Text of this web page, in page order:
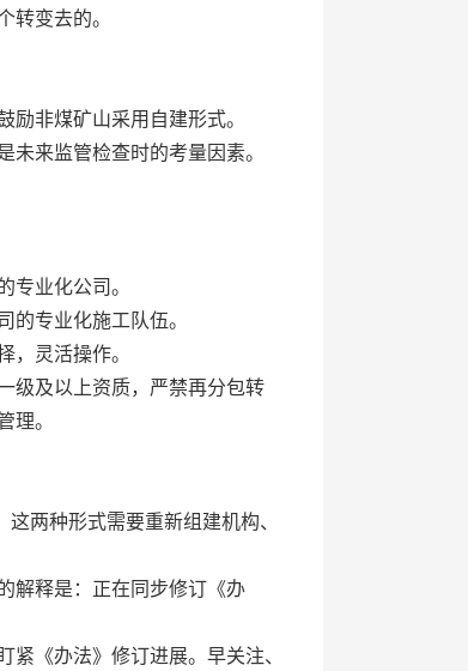
变去的。
非煤矿山采用自建形式。
来监管检查时的考量因素。
业化公司。
专业化施工队伍。
灵活操作。
级及以上资质，严禁再分包转
。
两种形式需要重新组建机构、
解释是：正在同步修订《办
《办法》修订进展。早关注、